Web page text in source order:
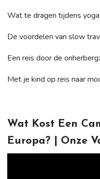
Wat te dragen tijdens
De voordelen van slow
Een reis door de
Met je kind op reis naar
Wat Kost Een
Europa? | Onze